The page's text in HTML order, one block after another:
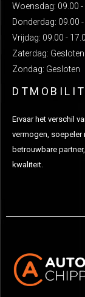
Woensdag: 09.00 -
Donderdag: 09.00
Vrijdag: 09.00 -
Zaterdag: Gesloten
Zondag: Gesloten
Ervaar het verschil
vermogen,
betrouwbare
kwaliteit.